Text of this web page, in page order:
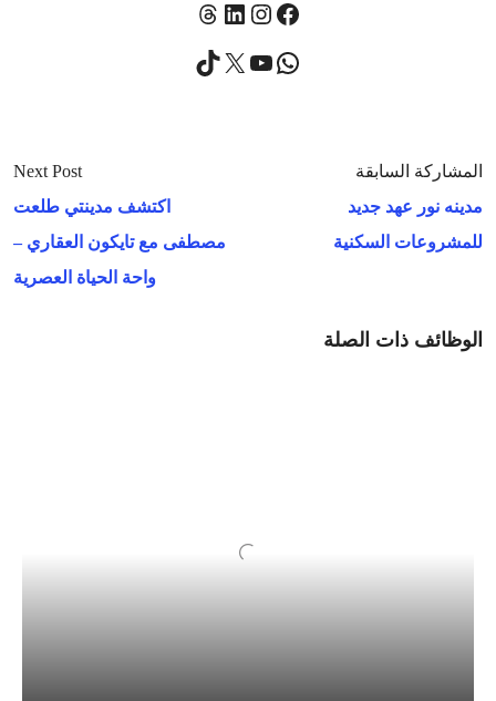
المشاركة السابقة
مدينه نور عهد جديد
للمشروعات السكنية
Next Post
اكتشف مدينتي طلعت
مصطفى مع تايكون العقاري –
واحة الحياة العصرية
الوظائف ذات الصلة